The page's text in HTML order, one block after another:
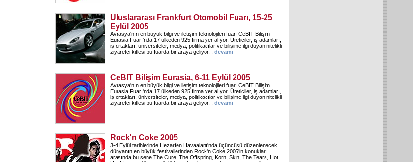
Uluslararası Frankfurt Otomobil Fuarı, 15-25
Eylül 2005
Avrasya'nın en büyük bilgi ve iletişim teknolojileri fuarı CeBIT Bilişim
Eurasia Fuarı'nda 17 ülkeden 925 firma yer alıyor. Üreticiler, iş adamları,
iş ortakları, üniversiteler, medya, politikacılar ve bilişime ilgi duyan nitelikli
ziyaretçi kitlesi bu fuarda bir araya geliyor. . devamı
CeBIT Bilişim Eurasia, 6-11 Eylül 2005
Avrasya'nın en büyük bilgi ve iletişim teknolojileri fuarı CeBIT Bilişim
Eurasia Fuarı'nda 17 ülkeden 925 firma yer alıyor. Üreticiler, iş adamları,
iş ortakları, üniversiteler, medya, politikacılar ve bilişime ilgi duyan nitelikli
ziyaretçi kitlesi bu fuarda bir araya geliyor. . devamı
Rock'n Coke 2005
3-4 Eylül tarihlerinde Hezarfen Havaalanı'nda üçüncüsü düzenlenecek
dünyanın en büyük festivallerinden Rock'n Coke 2005'in konukları
arasında bu sene The Cure, The Offspring, Korn, Skin, The Tears, Hot